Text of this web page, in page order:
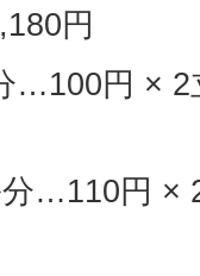
円
…100円 × 2
…110円 ×